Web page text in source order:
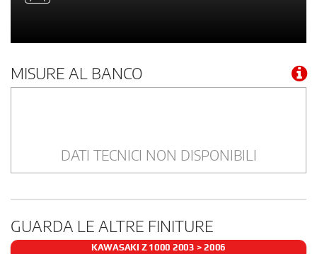
MISURE AL BANCO
DATI TECNICI NON DISPONIBILI
GUARDA LE ALTRE FINITURE
KAWASAKI Z 1000 2003 > 2006